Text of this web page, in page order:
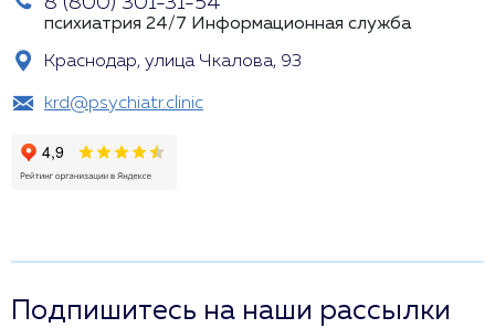
психиатрия 24/7 Информационная служба
Краснодар, улица Чкалова, 93
krd@psychiatr.clinic
Подпишитесь на наши рассылки